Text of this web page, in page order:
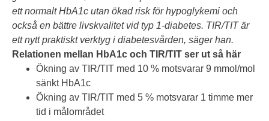
ett normalt HbA1c utan ökad risk för hypoglykemi och
också en bättre livskvalitet vid typ 1-diabetes. TIR/TIT är
ett nytt praktiskt verktyg i diabetesvården, säger han.
Relationen mellan HbA1c och TIR/TIT ser ut så här
Ökning av TIR/TIT med 10 % motsvarar 9 mmol/mol
sänkt HbA1c
Ökning av TIR/TIT med 5 % motsvarar 1 timme mer
tid i målområdet